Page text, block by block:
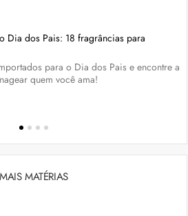
Dia dos Pais: 18 fragrâncias para
para o Dia dos Pais e encontre a
quem você ama!
MAIS MATÉRIAS